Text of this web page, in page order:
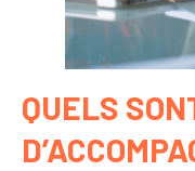
QUELS